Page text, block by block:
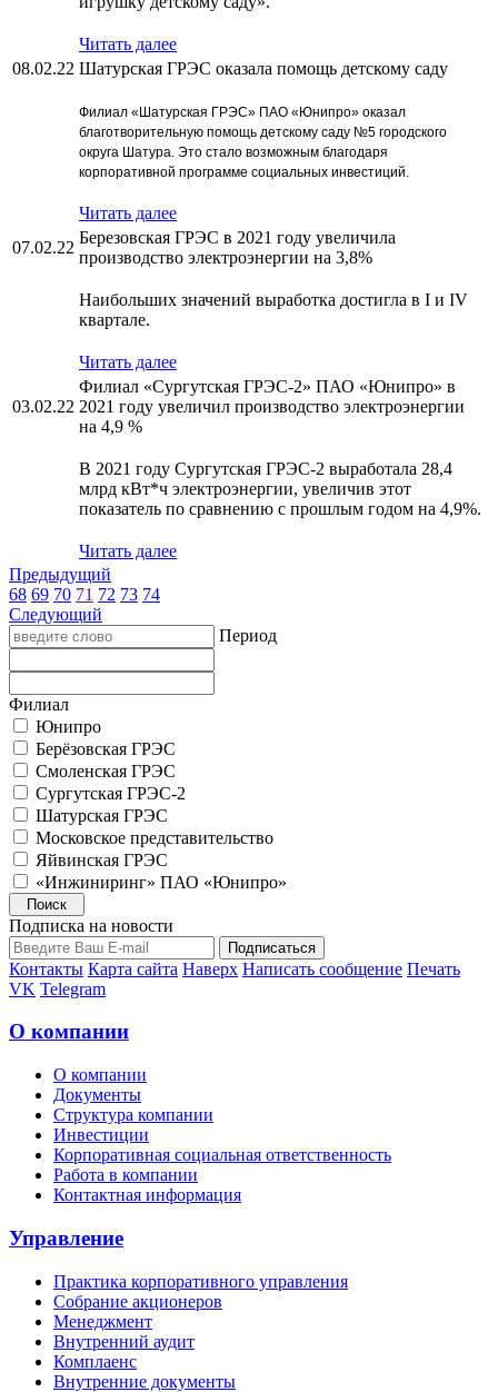
Читать далее
08.02.22 Шатурская ГРЭС оказала помощь детскому саду
Филиал «Шатурская ГРЭС» ПАО «Юнипро» оказал
благотворительную помощь детскому саду №5 городского
округа Шатура Это стало возможным благодаря
корпоративной программе социальных инвестиций.
Читать далее
07.02.22
Березовская ГРЭС в 2021 году увеличила
производство электроэнергии на 3,8%
Наибольших значений выработка достигла в I и IV
квартале.
Читать далее
03.02.22
Филиал «Сургутская ГРЭС-2» ПАО «Юнипро» в
2021 году увеличил производство электроэнергии
на 4,9 %
В 2021 году Сургутская ГРЭС-2 выработала 28,4
млрд кВт*ч электроэнергии, увеличив этот
показатель по сравнению с прошлым годом на 4,9%.
Читать далее
Предыдущий
68 69 70 71 72 73 74
Следующий
Период
Филиал
Юнипро
Берёзовская ГРЭС
Смоленская ГРЭС
Сургутская ГРЭС-2
Шатурская ГРЭС
Московское представительство
Яйвинская ГРЭС
«Инжиниринг» ПАО «Юнипро»
Подписка на новости
Контакты Карта сайта Наверх Написать сообщение Печать
VK Telegram
О компании
О компании
Документы
Структура компании
Инвестиции
Корпоративная социальная ответственность
Работа в компании
Контактная информация
Управление
Практика корпоративного управления
Собрание акционеров
Менеджмент
Внутренний аудит
Комплаенс
Внутренние документы